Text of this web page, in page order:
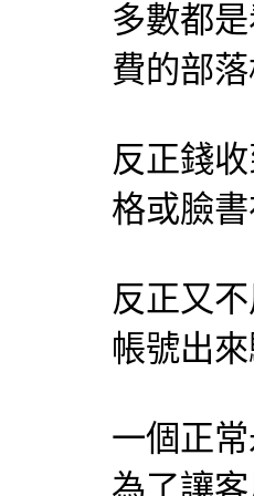
多數都
費的部
反正錢
格或臉
反正又
帳號出
一個正